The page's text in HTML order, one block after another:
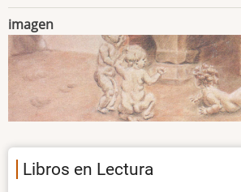
imagen
Libros en Lectura